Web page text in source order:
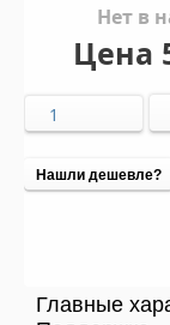
Нет в
Цена
Нашли дешевле?
Главные